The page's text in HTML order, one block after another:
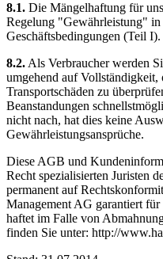
8.1. Die Mängelhaftung für
Regelung "Gewährleistung" in
Geschäftsbedingungen (Teil I).
8.2. Als Verbraucher werden
umgehend auf
Transportschäden zu
Beanstandungen
nicht nach, hat dies keine
Gewährleistungsansprüche.
Diese AGB und
Recht spezialisierten Juristen
permanent auf
Management AG garantiert
haftet im Falle von
finden Sie unter: http://